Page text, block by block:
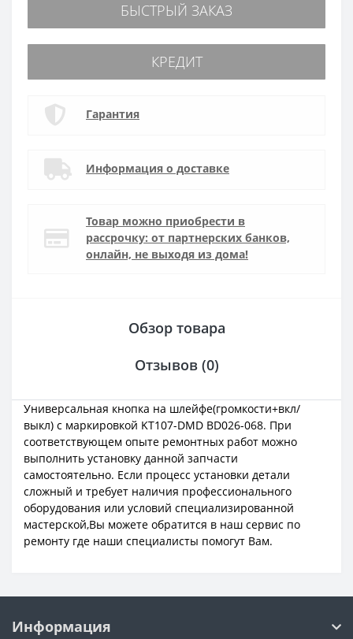
БЫСТРЫЙ ЗАКАЗ
КРЕДИТ
Гарантия
Информация о доставке
Товар можно приобрести в
рассрочку: от партнерских банков,
онлайн, не выходя из дома!
Обзор товара
Отзывов (0)
Универсальная кнопка на шлейфе(громкости+вкл/
выкл) с маркировкой KT107-DMD BD026-068. При
соответствующем опыте ремонтных работ можно
выполнить установку данной запчасти
самостоятельно. Если процесс установки детали
сложный и требует наличия профессионального
оборудования или условий специализированной
мастерской,Вы можете обратится в наш сервис по
ремонту где наши специалисты помогут Вам.
Информация